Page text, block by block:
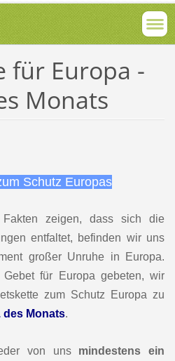
für Europa -
Monats
Schutz Europas
zeigen, dass sich die
entfaltet, befinden wir uns
großer Unruhe in Europa.
für Europa gebeten, wir
zum Schutz Europa zu
des Monats.
von unsmindestens ein